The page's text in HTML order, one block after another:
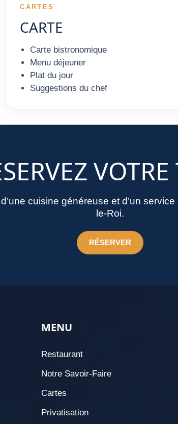
CARTES
CARTE
Carte bistronomique
Menu déjeuner
Plat du jour
Suggestions du chef
cuisine généreuse et d’un
le-Roi.
RÉSERVER
MENU
Restaurant
Notre Savoir-Faire
Cartes
Privatisation